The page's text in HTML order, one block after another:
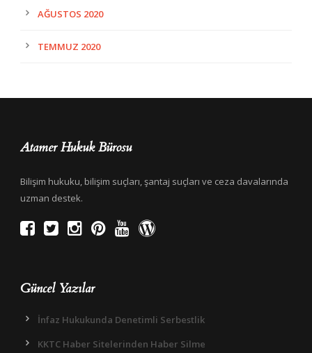
AĞUSTOS 2020
TEMMUZ 2020
Atamer Hukuk Bürosu
Bilişim hukuku, bilişim suçları, şantaj suçları ve ceza davalarında
uzman destek.
Güncel Yazılar
İnfaz Hukukunda Denetimli Serbestlik
KKTC Haber Sitelerinden Haber Silme